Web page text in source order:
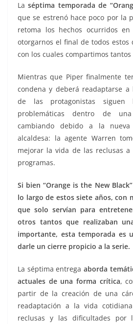
Laséptima temporada de
que se estrenó hace poco por la
retoma los hechos ocurridos
otorgarnos el final de todos estos
con los cuales compartimos
Mientras que Piper finalmente
condena y deberá readaptarse
de las protagonistas siguen
problemáticas dentro de
cambiando debido a la
alcaldesa: la agente Warren
mejorar la vida de las reclusas
programas.
Si bien “Orange is the New
lo largo de estos siete años, con
que solo servían para
otros tantos que realizaban
importante, esta temporada es
darle un cierre propicio a la serie.
La séptima entrega aborda
actuales de una forma crítica,
partir de la creación de una
readaptación a la vida
reclusas y las dificultades por